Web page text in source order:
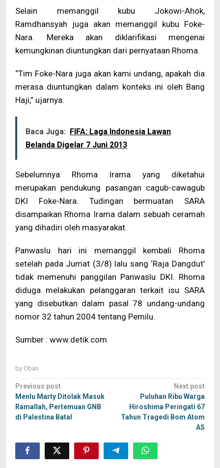
Selain memanggil kubu Jokowi-Ahok,
Ramdhansyah juga akan memanggil kubu Foke-
Nara. Mereka akan diklarifikasi mengenai
kemungkinan diuntungkan dari pernyataan Rhoma.
“Tim Foke-Nara juga akan kami undang, apakah dia
merasa diuntungkan dalam konteks ini oleh Bang
Haji,” ujarnya.
Baca Juga: FIFA: Laga Indonesia Lawan
Belanda Digelar 7 Juni 2013
Sebelumnya Rhoma Irama yang diketahui
merupakan pendukung pasangan cagub-cawagub
DKI Foke-Nara. Tudingan bermuatan SARA
disampaikan Rhoma Irama dalam sebuah ceramah
yang dihadiri oleh masyarakat.
Panwaslu hari ini memanggil kembali Rhoma
setelah pada Jumat (3/8) lalu sang ‘Raja Dangdut’
tidak memenuhi panggilan Panwaslu DKI. Rhoma
diduga melakukan pelanggaran terkait isu SARA
yang disebutkan dalam pasal 78 undang-undang
nomor 32 tahun 2004 tentang Pemilu.
Sumber : www.detik.com
by Oban
Post
navigation
Previous post
Menlu Marty Ditolak Masuk
Ramallah, Pertemuan GNB
di Palestina Batal
Next post
Puluhan Ribu Warga
Hiroshima Peringati 67
Tahun Tragedi Bom Atom
AS